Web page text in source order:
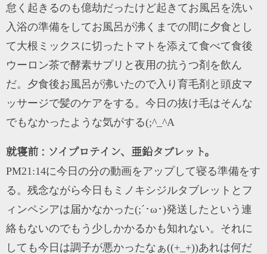
怠く起きるのも億劫だったけど起きてお風呂を洗い
入浴の準備をしてお風呂が沸くまでの間に夕食とし
て大根ミックスに切ったトマトを添えて食べて食後
ウーロン茶で酵素サプリと夜用の抗うつ剤を飲ん
だ。夕食後お風呂が沸いたので入り育毛剤と頭皮マ
ッサージで髪のケアをする。今日の抜け毛はそんな
でもなかったような気がする(;^_^A
就寝前 : ソイプロテイン、亜鉛タブレット。
PM21:14に今日の分の動画をアップして寝る準備をす
る。残念ながら今日もミノキシジルタブレットとフ
ィンペシアは届かなかった(;´･ω･)発送したという連
絡もないのでもう少しかかるかも知れない。それに
しても今日は調子が悪かったなぁ((+_+))あれは何だ